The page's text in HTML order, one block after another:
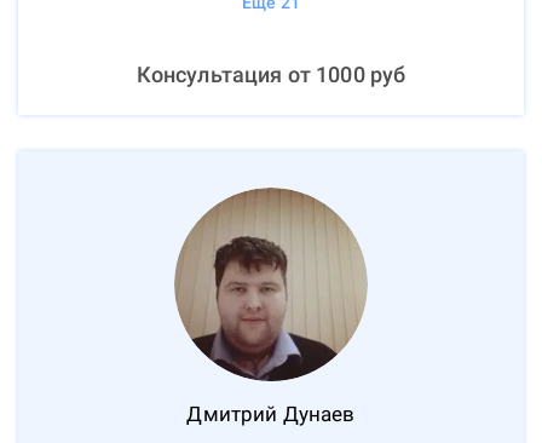
Консультация от 1000руб
Дмитрий Дунаев